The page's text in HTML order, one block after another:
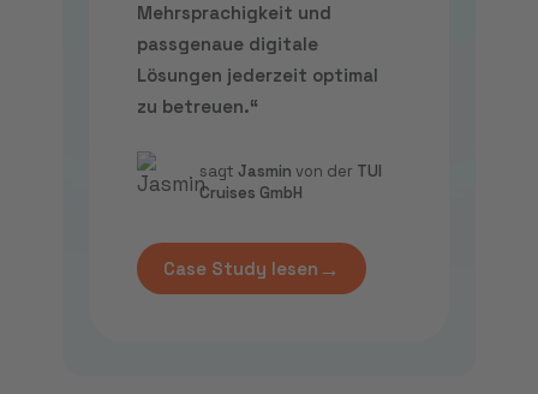
Mehrsprachigkeit und
passgenaue digitale
Lösungen jederzeit optimal
zu betreuen.“
sagt Jasmin von der TUI
Cruises GmbH
Case Study lesen →